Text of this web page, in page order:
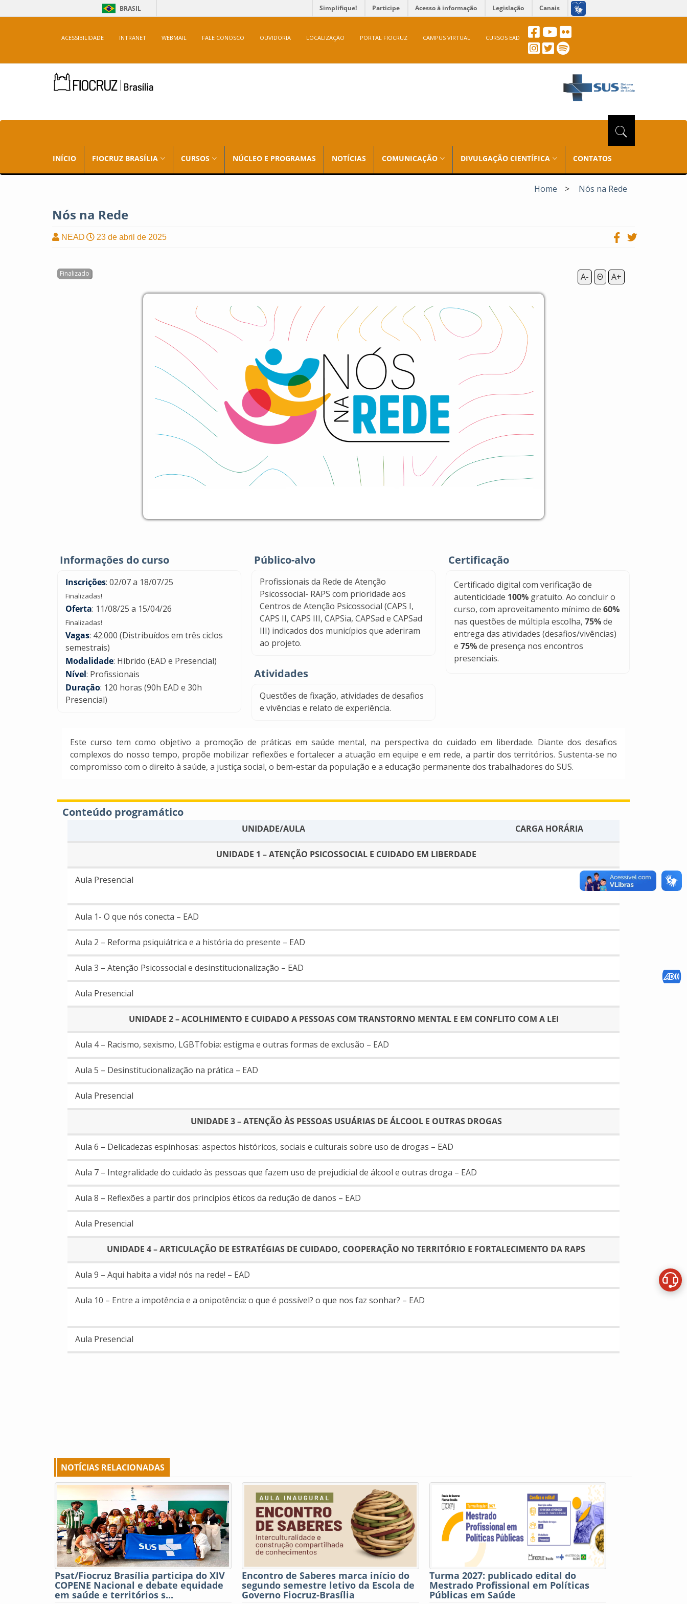
BRASIL Simplifique! Participe Acesso à informação Legislação Canais
ACESSIBILIDADE INTRANET WEBMAIL FALE CONOSCO OUVIDORIA LOCALIZAÇÃO PORTAL FIOCRUZ CAMPUS VIRTUAL CURSOS EAD
INÍCIO FIOCRUZ BRASÍLIA CURSOS NÚCLEO E PROGRAMAS NOTÍCIAS COMUNICAÇÃO DIVULGAÇÃO CIENTÍFICA CONTATOS
Home > Nós na Rede
Nós na Rede
NEAD 23 de abril de 2025
A- Θ A+
Informações do curso
Inscrições: 02/07 a 18/07/25
Finalizadas!
Oferta: 11/08/25 a 15/04/26
Finalizadas!
Vagas: 42.000 (Distribuídos em três ciclos
semestrais)
Modalidade: Híbrido (EAD e Presencial)
Nível: Profissionais
Duração: 120 horas (90h EAD e 30h
Presencial)
Público-alvo
Profissionais da Rede de Atenção
Psicossocial- RAPS com prioridade aos
Centros de Atenção Psicossocial (CAPS I,
CAPS II, CAPS III, CAPSia, CAPSad e CAPSad
III) indicados dos municípios que aderiram
ao projeto.
Atividades
Questões de fixação, atividades de desafios
e vivências e relato de experiência.
Certificação
Certificado digital com verificação de
autenticidade 100%gratuito. Ao concluir o
curso, com aproveitamento mínimo de 60%
nas questões de múltipla escolha, 75%de
entrega das atividades (desafios/vivências)
e 75%de presença nos encontros
presenciais.
Este curso tem como objetivo a promoção de práticas em saúde mental, na perspectiva do cuidado em liberdade. Diante dos desafios
complexos do nosso tempo, propõe mobilizar reflexões e fortalecer a atuação em equipe e em rede, a partir dos territórios. Sustenta-se no
compromisso com o direito à saúde, a justiça social, o bem-estar da população e a educação permanente dos trabalhadores do SUS.
Conteúdo programático
UNIDADE/AULA CARGA HORÁRIA
UNIDADE 1 – ATENÇÃO PSICOSSOCIAL E CUIDADO EM LIBERDADE
Aula Presencial
Aula 1- O que nós conecta – EAD
Aula 2 – Reforma psiquiátrica e a história do presente – EAD
Aula 3 – Atenção Psicossocial e desinstitucionalização – EAD
Aula Presencial
UNIDADE 2 – ACOLHIMENTO E CUIDADO A PESSOAS COM TRANSTORNO MENTAL E EM CONFLITO COM A LEI
Aula 4 – Racismo, sexismo, LGBTfobia: estigma e outras formas de exclusão – EAD
Aula 5 – Desinstitucionalização na prática – EAD
Aula Presencial
UNIDADE 3 – ATENÇÃO ÀS PESSOAS USUÁRIAS DE ÁLCOOL E OUTRAS DROGAS
Aula 6 – Delicadezas espinhosas: aspectos históricos, sociais e culturais sobre uso de drogas – EAD
Aula 7 – Integralidade do cuidado às pessoas que fazem uso de prejudicial de álcool e outras droga – EAD
Aula 8 – Reflexões a partir dos princípios éticos da redução de danos – EAD
Aula Presencial
UNIDADE 4 – ARTICULAÇÃO DE ESTRATÉGIAS DE CUIDADO, COOPERAÇÃO NO TERRITÓRIO E FORTALECIMENTO DA RAPS
Aula 9 – Aqui habita a vida! nós na rede! – EAD
Aula 10 – Entre a impotência e a onipotência: o que é possível? o que nos faz sonhar? – EAD
Aula Presencial
NOTÍCIAS RELACIONADAS
Psat/Fiocruz Brasília participa do XIV
COPENE Nacional e debate equidade
em saúde e territórios s...
Encontro de Saberes marca início do
segundo semestre letivo da Escola de
Governo Fiocruz-Brasília
Turma 2027: publicado edital do
Mestrado Profissional em Políticas
Públicas em Saúde